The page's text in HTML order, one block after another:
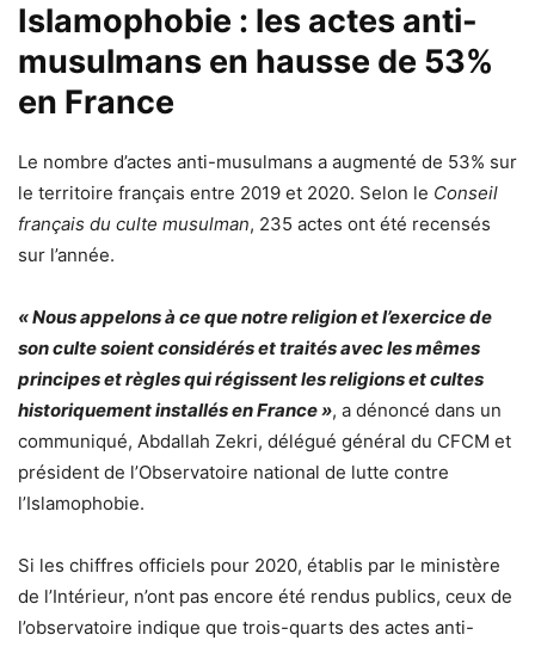
Islamophobie : les actes anti-
musulmans en hausse de 53%
en France
Le nombre d’actes anti-musulmans a augmenté de 53% sur
le territoire français entre 2019 et 2020. Selon le Conseil
français du culte musulman, 235 actes ont été recensés
sur l’année.
« Nous appelons à ce que notre religion et l’exercice de
son culte soient considérés et traités avec les mêmes
principes et règles qui régissent les religions et cultes
historiquement installés en France », a dénoncé dans un
communiqué, Abdallah Zekri, délégué général du CFCM et
président de l’Observatoire national de lutte contre
l’Islamophobie.
Si les chiffres officiels pour 2020, établis par le ministère
de l’Intérieur, n’ont pas encore été rendus publics, ceux de
l’observatoire indique que trois-quarts des actes anti-